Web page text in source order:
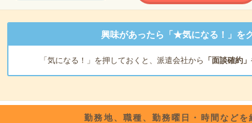
興味があったら「★気になる！」を
「気になる！」を押しておくと、派遣会社から 「面談確約」
勤務地、職種、勤務曜日・時間などを